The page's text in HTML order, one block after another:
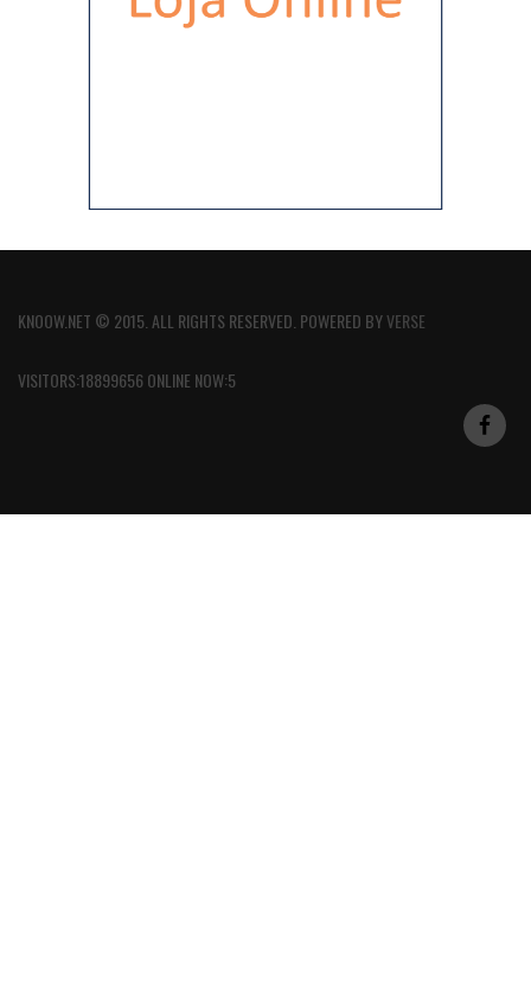
KNOOW.NET © 2015. ALL RIGHTS RESERVED. POWERED BYVERSE
VISITORS:18899656 ONLINE NOW:5